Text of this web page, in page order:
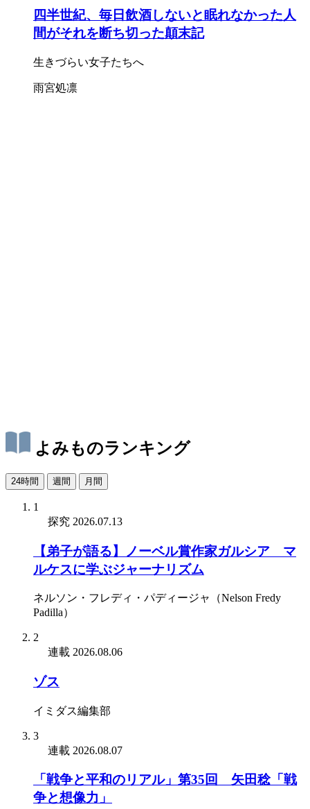
四半世紀、毎日飲酒しないと眠れなかった人
間がそれを断ち切った顛末記
生きづらい女子たちへ
雨宮処凛
よみものランキング
24時間 週間 月間
1
探究 2026.07.13
【弟子が語る】ノーベル賞作家ガルシア゠マ
ルケスに学ぶジャーナリズム
ネルソン・フレディ・パディージャ（Nelson Fredy
Padilla）
2
連載 2026.08.06
ゾス
イミダス編集部
3
連載 2026.08.07
「戦争と平和のリアル」第35回 矢田稔「戦
争と想像力」